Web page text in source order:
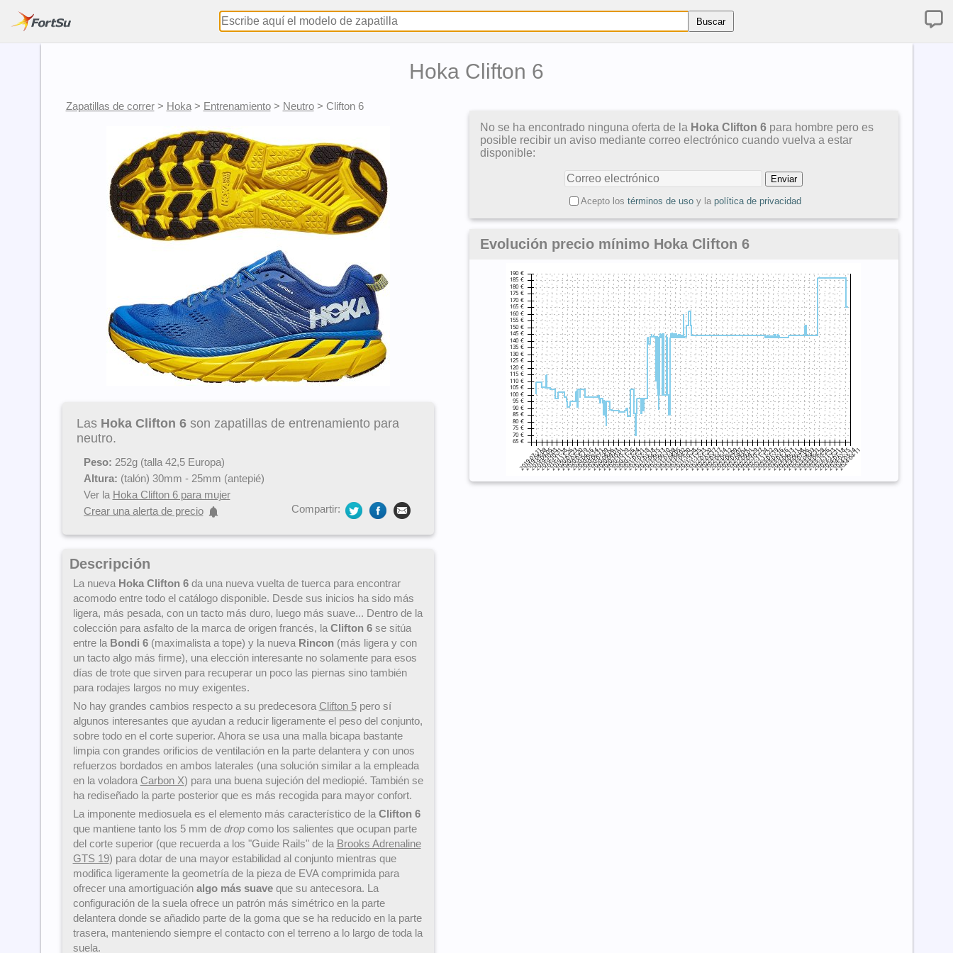
Hoka Clifton 6
Zapatillas de correr> Hoka> Entrenamiento> Neutro> Clifton 6
Las Hoka Clifton 6son zapatillas de entrenamiento para
neutro.
Peso: 252g (talla 42,5 Europa)
Altura: (talón) 30mm - 25mm (antepié)
Ver la Hoka Clifton 6 para mujer
Crear una alerta de precio
Compartir:
Descripción
La nueva Hoka Clifton 6da una nueva vuelta de tuerca para encontrar
acomodo entre todo el catálogo disponible. Desde sus inicios ha sido más
ligera, más pesada, con un tacto más duro, luego más suave... Dentro de la
colección para asfalto de la marca de origen francés, la Clifton 6se sitúa
entre la Bondi 6(maximalista a tope) y la nueva Rincon(más ligera y con
un tacto algo más firme), una elección interesante no solamente para esos
días de trote que sirven para recuperar un poco las piernas sino también
para rodajes largos no muy exigentes.
No hay grandes cambios respecto a su predecesora Clifton 5pero sí
algunos interesantes que ayudan a reducir ligeramente el peso del conjunto,
sobre todo en el corte superior. Ahora se usa una malla bicapa bastante
limpia con grandes orificios de ventilación en la parte delantera y con unos
refuerzos bordados en ambos laterales (una solución similar a la empleada
en la voladora Carbon X) para una buena sujeción del mediopié. También se
ha rediseñado la parte posterior que es más recogida para mayor confort.
La imponente mediosuela es el elemento más característico de la Clifton 6
que mantiene tanto los 5 mm de dropcomo los salientes que ocupan parte
del corte superior (que recuerda a los "Guide Rails" de la Brooks Adrenaline
GTS 19) para dotar de una mayor estabilidad al conjunto mientras que
modifica ligeramente la geometría de la pieza de EVA comprimida para
ofrecer una amortiguación algo más suaveque su antecesora. La
configuración de la suela ofrece un patrón más simétrico en la parte
delantera donde se añadido parte de la goma que se ha reducido en la parte
trasera, manteniendo siempre el contacto con el terreno a lo largo de toda la
suela.
No se ha encontrado ninguna oferta de la Hoka Clifton 6 para hombre pero es
posible recibir un aviso mediante correo electrónico cuando vuelva a estar
disponible:
Acepto los términos de usoy la política de privacidad
Evolución precio mínimo Hoka Clifton 6